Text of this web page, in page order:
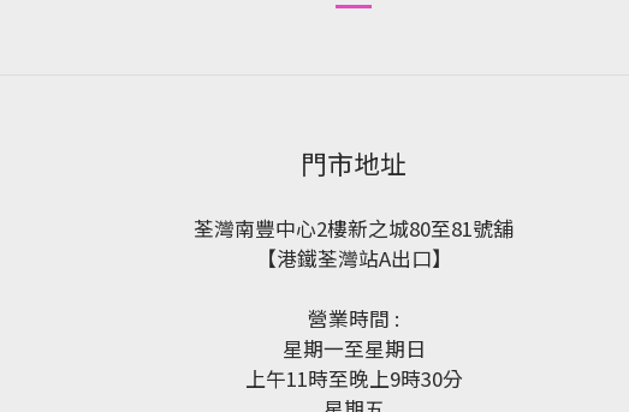
門市地址
荃灣南豐中心2樓新之城80至81號舖
【港鐵荃灣站A出口】
營業時間 :
星期一至星期日
上午11時至晚上9時30分